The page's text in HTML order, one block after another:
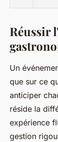
Réussir
Un
que sur ce
anticiper
réside la
expérience
gestion